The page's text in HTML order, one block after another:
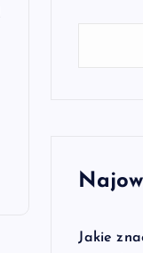
Jakie